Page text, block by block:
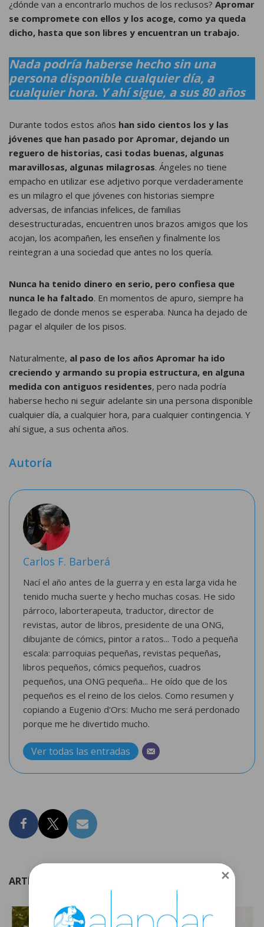
¿dónde van a encontrarlo muchos de los reclusos? Apromar
se compromete con ellos y los acoge, como ya queda
dicho, hasta que son libres y encuentran un trabajo.
Nada podría haberse hecho sin una
persona disponible cualquier día, a
cualquier hora. Y ahí sigue, a sus 80 años
Durante todos estos años han sido cientos los y las
jóvenes que han pasado por Apromar, dejando un
reguero de historias, casi todas buenas, algunas
maravillosas, algunas milagrosas. Ángeles no tiene
empacho en utilizar ese adjetivo porque verdaderamente
es un milagro el que jóvenes con historias siempre
adversas, de infancias infelices, de familias
desestructuradas, encuentren unos brazos amigos que los
acojan, los acompañen, les enseñen y finalmente los
reintegran a una sociedad que antes no los quería.
Nunca ha tenido dinero en serio, pero confiesa que
nunca le ha faltado. En momentos de apuro, siempre ha
llegado de donde menos se esperaba. Nunca ha dejado de
pagar el alquiler de los pisos.
Naturalmente, al paso de los años Apromar ha ido
creciendo y armando su propia estructura, en alguna
medida con antiguos residentes, pero nada podría
haberse hecho ni seguir adelante sin una persona disponible
cualquier día, a cualquier hora, para cualquier contingencia. Y
ahí sigue, a sus ochenta años.
Autoría
Carlos F. Barberá
Nací el año antes de la guerra y en esta larga vida he
tenido mucha suerte y hecho muchas cosas. He sido
párroco, laborterapeuta, traductor, director de
revistas, autor de libros, presidente de una ONG,
dibujante de cómics, pintor a ratos... Todo a pequeña
escala: parroquias pequeñas, revistas pequeñas,
libros pequeños, cómics pequeños, cuadros
pequeños, una ONG pequeña... He oído que de los
pequeños es el reino de los cielos. Como resumen y
copiando a Eugenio d'Ors: Mucho me será perdonado
porque me he divertido mucho.
Ver todas las entradas
ARTÍCULOS RELACIONADOS